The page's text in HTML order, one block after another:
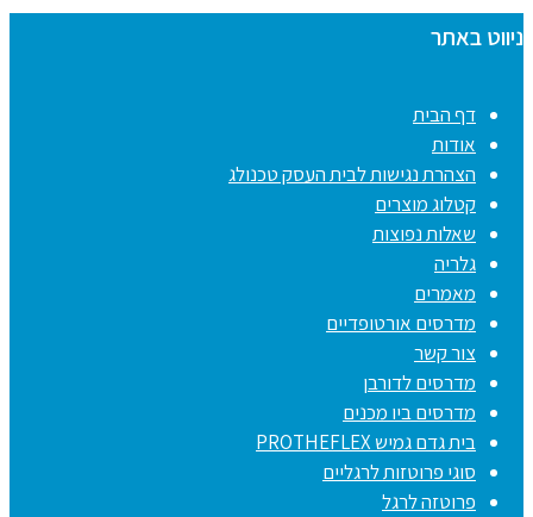
ניווט באתר
דף הבית
אודות
הצהרת נגישות לבית העסק טכנולג
קטלוג מוצרים
שאלות נפוצות
גלריה
מאמרים
מדרסים אורטופדיים
צור קשר
מדרסים לדורבן
מדרסים ביו מכנים
בית גדם גמיש PROTHEFLEX
סוגי פרוטזות לרגליים
פרוטזה לרגל